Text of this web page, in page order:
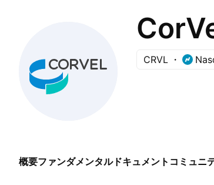
CRVL
概要ファンダメンタルドキュメント コミュニ